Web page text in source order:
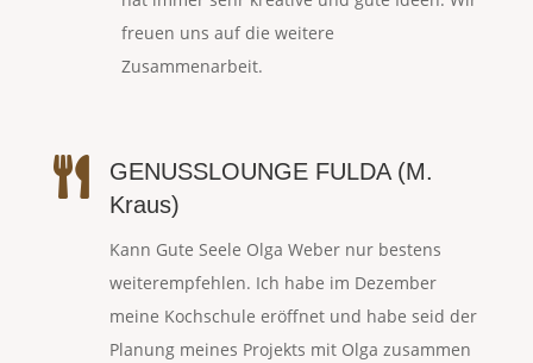
freuen uns auf die weitere
Zusammenarbeit.

GENUSSLOUNGE FULDA (M.
Kraus)
Kann Gute Seele Olga Weber nur bestens
weiterempfehlen. Ich habe im Dezember
meine Kochschule eröffnet und habe seid der
Planung meines Projekts mit Olga zusammen